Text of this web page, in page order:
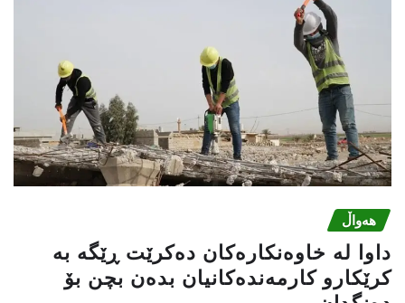
هەواڵ
داوا لە خاوەنکارەکان دەکرێت ڕێگە بە
کرێکارو کارمەندەکانیان بدەن بچن بۆ